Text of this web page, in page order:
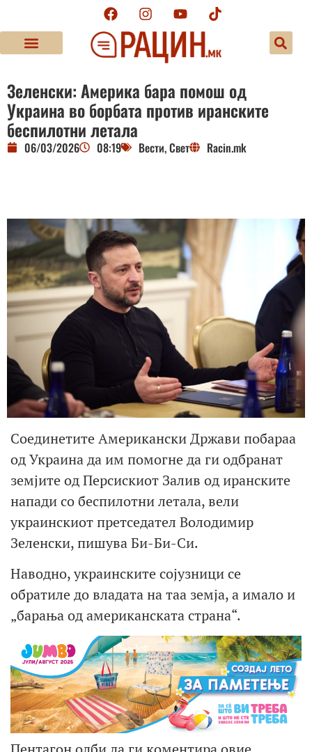
Зеленски: Америка бара помош од
Украина во борбата против иранските
беспилотни летала
06/03/2026 08:19 Вести,Свет Racin.mk
Соединетите Американски Држави побараа
од Украина да им помогне да ги одбранат
земјите од Персискиот Залив од иранските
напади со беспилотни летала, вели
украинскиот претседател Володимир
Зеленски, пишува Би-Би-Си.
Наводно, украинските сојузници се
обратиле до владата на таа земја, а имало и
„барања од американската страна“.